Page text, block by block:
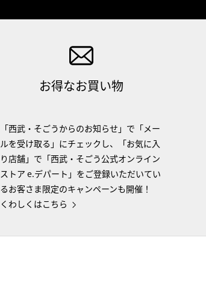
お得なお買い物
「西武・そごうからのお知らせ」で「メー
ルを受け取る」にチェックし、「お気に入
り店舗」で「西武・そごう公式オンライン
ストア e.デパート」をご登録いただいてい
るお客さま限定のキャンペーンも開催！
くわしくはこちら